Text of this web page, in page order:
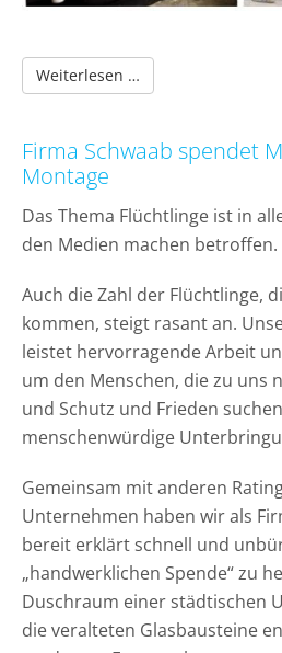
Weiterlesen …
Firma Schwaab spendet
Montage
Das Thema Flüchtlinge ist in
den Medien machen betroffen.
Auch die Zahl der Flüchtlinge,
kommen, steigt rasant an.
leistet hervorragende Arbeit
um den Menschen, die zu uns
und Schutz und Frieden
menschenwürdige
Gemeinsam mit anderen
Unternehmen haben wir als
bereit erklärt schnell und
„handwerklichen Spende“ zu
Duschraum einer städtischen
die veralteten Glasbausteine